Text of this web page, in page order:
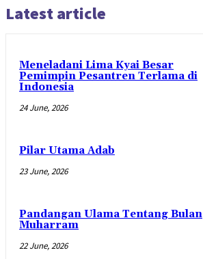
Latest article
Meneladani Lima Kyai Besar
Pemimpin Pesantren Terlama di
Indonesia
24 June, 2026
Pilar Utama Adab
23 June, 2026
Pandangan Ulama Tentang Bulan
Muharram
22 June, 2026